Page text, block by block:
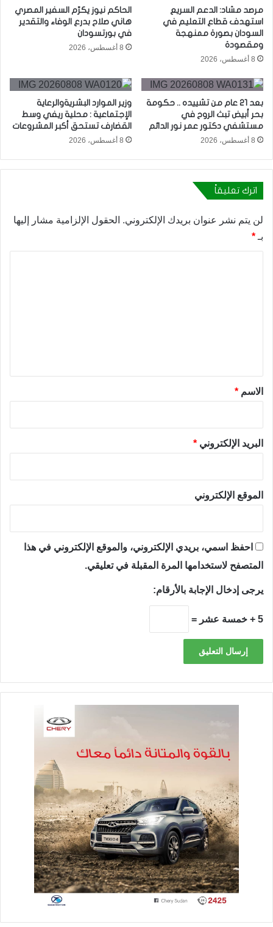
مرصد مشاد: الدعم السريع
استهدف قطاع التعليم في
السودان بصورة ممنهجة
ومقصودة
8 أغسطس، 2026
الحاكم نيوز يكرّم السفير المصري
هاني صلاح بدرع الوفاء والتقدير
في بورتسودان
8 أغسطس، 2026
بعد 21 عام من تشييده .. حكومة
بحر أبيض تبث الروح في
مستشفي دكتور عمر نور الدائم
8 أغسطس، 2026
وزير الموارد البشريةوالرعاية
الإجتماعية : محلية ريفي وسط
القضارف تستحق أكبر المشروعات
8 أغسطس، 2026
اترك تعليقاً
لن يتم نشر عنوان بريدك الإلكتروني. الحقول الإلزامية مشار إليها
بـ *
*الاسم *
البريد الإلكتروني *
الموقع الإلكتروني
احفظ اسمي، بريدي الإلكتروني، والموقع الإلكتروني في هذا
المتصفح لاستخدامها المرة المقبلة في تعليقي.
يرجى إدخال الإجابة بالأرقام:
5 + خمسة عشر =